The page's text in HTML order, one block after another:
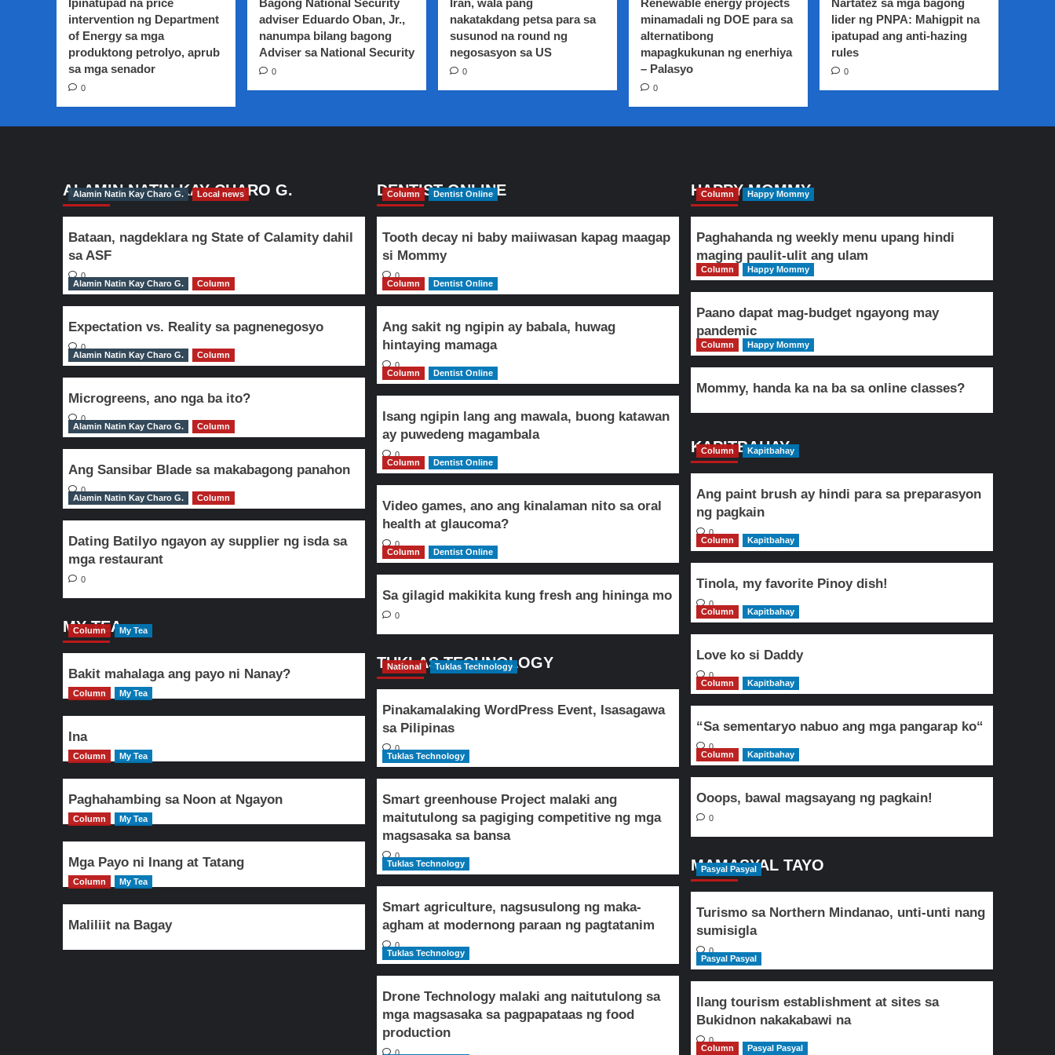
Pavilion
hotel,
idineklara
nang
fire-
24
Ipinatupad na price
intervention ng Department
of Energy sa mga
produktong petrolyo, aprub
sa mga senador
0
Bagong National Security
adviser Eduardo Oban, Jr.,
nanumpa bilang bagong
Adviser sa National Security
0
Iran, wala pang
nakatakdang petsa para sa
susunod na round ng
negosasyon sa US
0
Renewable energy projects
minamadali ng DOE para sa
alternatibong
mapagkukunan ng enerhiya
– Palasyo
0
Nartatez sa mga bagong
lider ng PNPA: Mahigpit na
ipatupad ang anti-hazing
rules
0
ALAMIN NATIN KAY CHARO G.
Alamin Natin Kay Charo G. Local news
Bataan, nagdeklara ng State of Calamity dahil
sa ASF
0
Alamin Natin Kay Charo G.
Column
Expectation vs. Reality sa pagnenegosyo
0
Alamin Natin Kay Charo G.
Column
Microgreens, ano nga ba ito?
0
Alamin Natin Kay Charo G.
Column
Ang Sansibar Blade sa makabagong panahon
0
Alamin Natin Kay Charo G.
Column
Dating Batilyo ngayon ay supplier ng isda sa
mga restaurant
0
MY TEA
Column My Tea
Bakit mahalaga ang payo ni Nanay?
Column My Tea
Ina
Column My Tea
Paghahambing sa Noon at Ngayon
Column My Tea
Mga Payo ni Inang at Tatang
Column My Tea
Maliliit na Bagay
DENTIST ONLINE
Column Dentist Online
Tooth decay ni baby maiiwasan kapag maagap
si Mommy
0
Column
Dentist Online
Ang sakit ng ngipin ay babala, huwag
hintaying mamaga
0
Column
Dentist Online
Isang ngipin lang ang mawala, buong katawan
ay puwedeng magambala
0
Column
Dentist Online
Video games, ano ang kinalaman nito sa oral
health at glaucoma?
0
Column
Dentist Online
Sa gilagid makikita kung fresh ang hininga mo
0
TUKLAS TECHNOLOGY
National Tuklas Technology
Pinakamalaking WordPress Event, Isasagawa
sa Pilipinas
0
Tuklas Technology
Smart greenhouse Project malaki ang
maitutulong sa pagiging competitive ng mga
magsasaka sa bansa
0
Tuklas Technology
Smart agriculture, nagsusulong ng maka-
agham at modernong paraan ng pagtatanim
0
Tuklas Technology
Drone Technology malaki ang naitutulong sa
mga magsasaka sa pagpapataas ng food
production
0
HAPPY MOMMY
Column Happy Mommy
Paghahanda ng weekly menu upang hindi
maging paulit-ulit ang ulam
Column Happy Mommy
Paano dapat mag-budget ngayong may
pandemic
Column Happy Mommy
Mommy, handa ka na ba sa online classes?
KAPITBAHAY
Column Kapitbahay
Ang paint brush ay hindi para sa preparasyon
ng pagkain
0
Column
Kapitbahay
Tinola, my favorite Pinoy dish!
0
Column
Kapitbahay
Love ko si Daddy
0
Column
Kapitbahay
“Sa sementaryo nabuo ang mga pangarap ko“
0
Column
Kapitbahay
Ooops, bawal magsayang ng pagkain!
0
MAMASYAL TAYO
Pasyal Pasyal
Turismo sa Northern Mindanao, unti-unti nang
sumisigla
0
Pasyal Pasyal
Ilang tourism establishment at sites sa
Bukidnon nakakabawi na
0
Column
Pasyal Pasyal